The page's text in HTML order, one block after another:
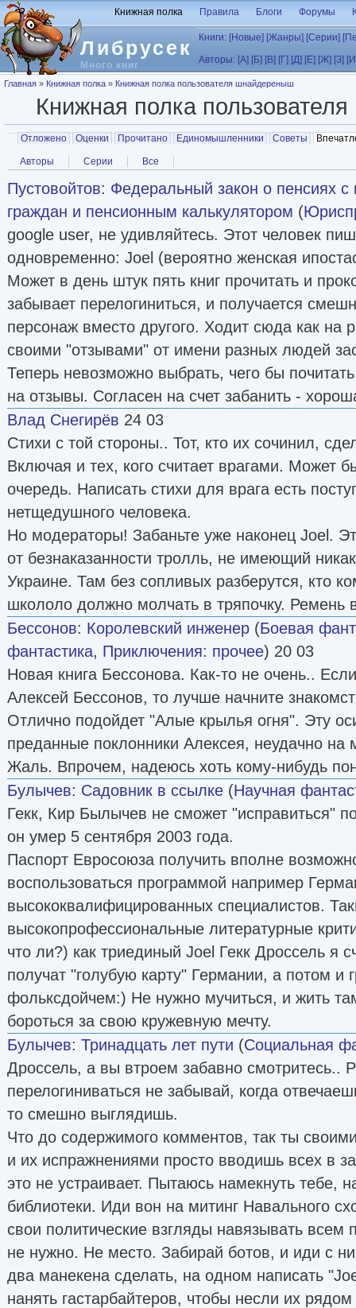
Перейти к основному содержанию
Либрусек
Много книг
Книжная полка Правила Блоги Форумы
Книги: [Новые] [Жанры] [Серии]
Авторы: [А] [Б] [В] [Г] [Д] [Е] [Ж] [З]
Вы здесь
Главная » Книжная полка » Книжная полка пользователя шнайдереныш
Книжная полка пользователя
Главные вкладки
Отложено Оценки Прочитано Единомышленники Советы
Вторичные вкладки
Авторы Серии Все
Пустовойтов: Федеральный закон о пенсиях
граждан и пенсионным калькулятором (
google user, не удивляйтесь. Этот человек
одновременно: Joel (вероятно женская
Может в день штук пять книг прочитать и
забывает перелогиниться, и получается
персонаж вместо другого. Ходит сюда как на
своими "отзывами" от имени разных людей
Теперь невозможно выбрать, чего бы
на отзывы. Согласен на счет забанить -
Влад Снегирёв 24 03
Стихи с той стороны.. Тот, кто их сочинил,
Включая и тех, кого считает врагами. Может
очередь. Написать стихи для врага есть
нетщедушного человека.
Но модераторы! Забаньте уже наконец Joel.
от безнаказанности тролль, не имеющий
Украине. Там без сопливых разберутся, кто
школоло должно молчать в тряпочку. Ремень
Бессонов: Королевский инженер (Боевая
фантастика, Приключения: прочее) 20 03
Новая книга Бессонова. Как-то не очень..
Алексей Бессонов, то лучше начните
Отлично подойдет "Алые крылья огня". Эту
преданные поклонники Алексея, неудачно на
Жаль. Впрочем, надеюсь хоть кому-нибудь
Булычев: Садовник в ссылке (Научная
Гекк, Кир Былычев не cможет "исправиться"
он умер 5 сентября 2003 года.
Паспорт Евросоюза получить вполне
воспользоваться программой например
высококвалифицированных специалистов.
высокопрофессиональные литературные
что ли?) как триединый Joel Гекк Дроссель я
получат "голубую карту" Германии, а потом и
фольксдойчем:) Не нужно мучиться, и жить
бороться за свою кружевную мечту.
Булычев: Тринадцать лет пути (Социальная
Дроссель, а вы втроем забавно смотритесь..
перелогиниваться не забывай, когда
то смешно выглядишь.
Что до содержимого комментов, так ты
и их испражнениями просто вводишь всех в
это не устраивает. Пытаюсь намекнуть тебе,
библиотеки. Иди вон на митинг Навального
свои политические взгляды навязывать
не нужно. Не место. Забирай ботов, и иди с
два манекена сделать, на одном написать
нанять гастарбайтеров, чтобы несли их